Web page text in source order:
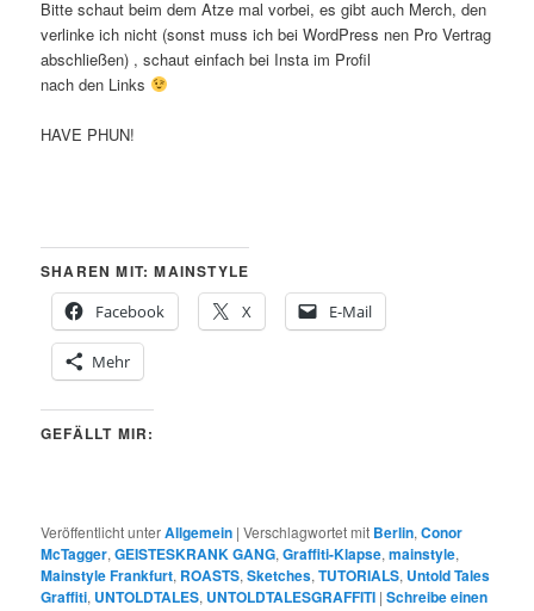
Bitte schaut beim dem Atze mal vorbei, es gibt auch Merch, den
verlinke ich nicht (sonst muss ich bei WordPress nen Pro Vertrag
abschließen) , schaut einfach bei Insta im Profil
nach den Links
HAVE PHUN!
SHAREN MIT: MAINSTYLE
Facebook
X E-Mail
Mehr
GEFÄLLT MIR:
Veröffentlicht unterAllgemein |Verschlagwortet mit Berlin,Conor
McTagger,GEISTESKRANK GANG,Graffiti-Klapse,mainstyle,
Mainstyle Frankfurt, ROASTS,Sketches,TUTORIALS, Untold Tales
Graffiti, UNTOLDTALES, UNTOLDTALESGRAFFITI |Schreibe einen